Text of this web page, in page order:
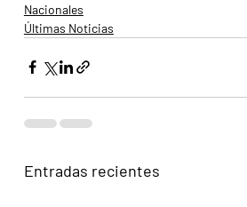
Nacionales
Últimas Noticias
Entradas recientes